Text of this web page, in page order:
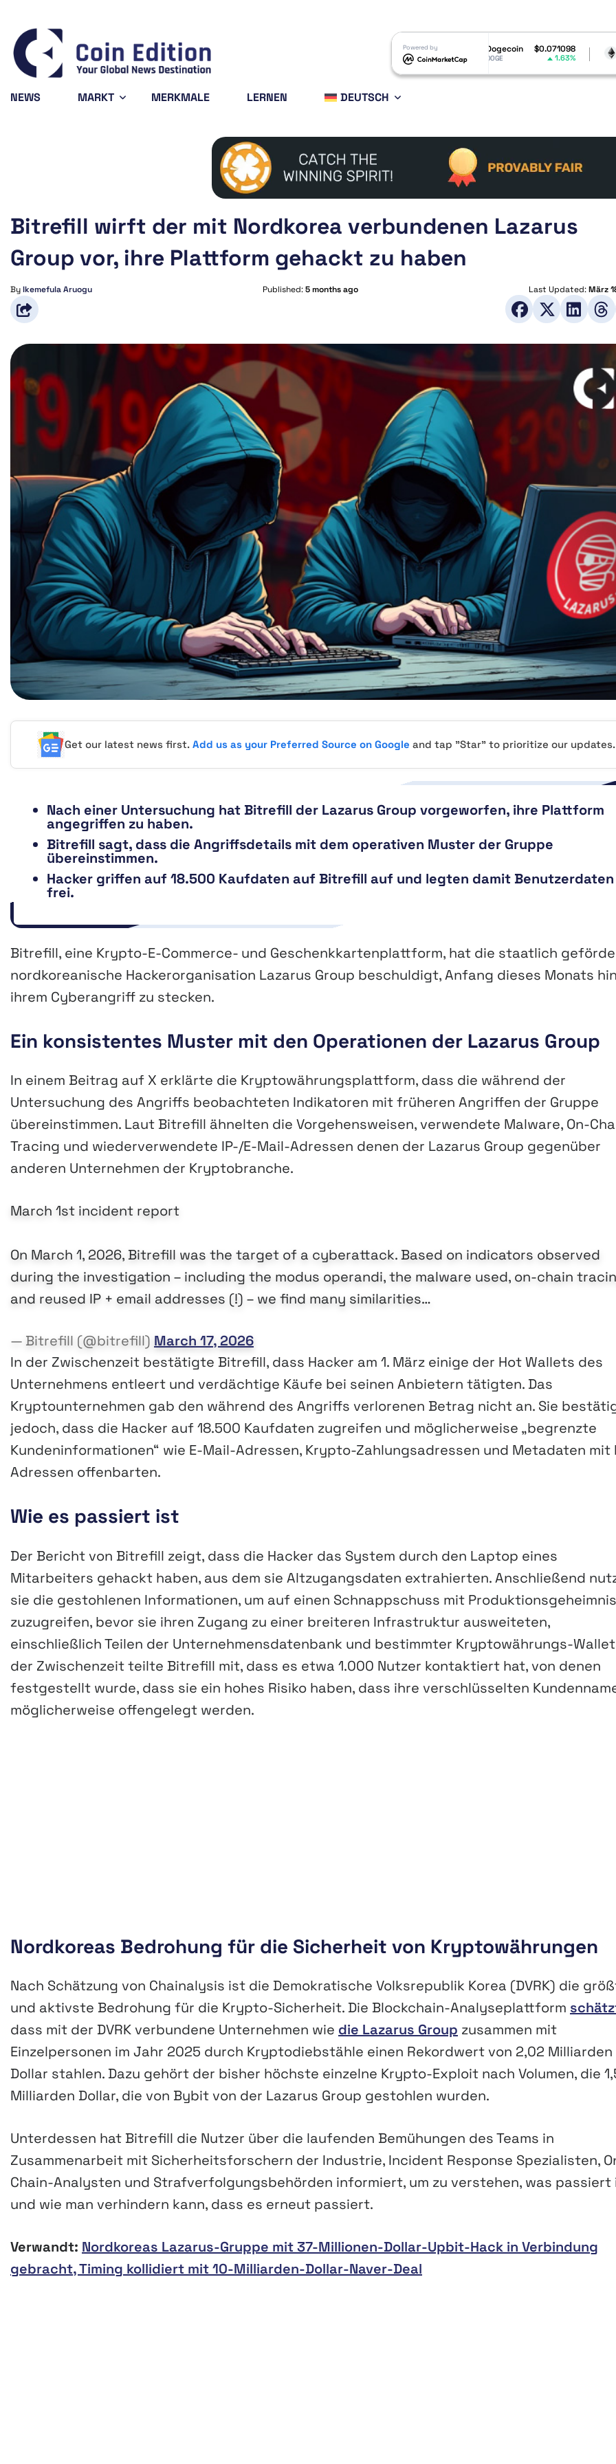
Powered by
Bitcoin $65,013.23
BTC
Dogecoin $0.071098
DOGE 1.63%
Ethereum
ETH
NEWS MARKT MERKMALE LERNEN DEUTSCH
Bitrefill wirft der mit Nordkorea verbundenen Lazarus
Group vor, ihre Plattform gehackt zu haben
ByIkemefula Aruogu Published:5 months ago Last Updated:März
Get our latest news first.Add us as your Preferred Source on Google and tap "Star" to prioritize our updates.
Nach einer Untersuchung hat Bitrefill der Lazarus Group vorgeworfen, ihre Plattform
angegriffen zu haben.
Bitrefill sagt, dass die Angriffsdetails mit dem operativen Muster der Gruppe
übereinstimmen.
Hacker griffen auf 18.500 Kaufdaten auf Bitrefill auf und legten damit Benutzerdaten
frei.
Bitrefill, eine Krypto-E-Commerce- und Geschenkkartenplattform, hat die staatlich
nordkoreanische Hackerorganisation Lazarus Group beschuldigt, Anfang dieses Monats
ihrem Cyberangriff zu stecken.
Ein konsistentes Muster mit den Operationen der Lazarus Group
In einem Beitrag auf X erklärte die Kryptowährungsplattform, dass die während der
Untersuchung des Angriffs beobachteten Indikatoren mit früheren Angriffen der Gruppe
übereinstimmen. Laut Bitrefill ähnelten die Vorgehensweisen, verwendete Malware, On-
Tracing und wiederverwendete IP-/E-Mail-Adressen denen der Lazarus Group gegenüber
anderen Unternehmen der Kryptobranche.
March 1st incident report
On March 1, 2026, Bitrefill was the target of a cyberattack. Based on indicators observed
during the investigation – including the modus operandi, the malware used, on-chain
and reused IP + email addresses (!) – we find many similarities…
— Bitrefill (@bitrefill) March 17, 2026
In der Zwischenzeit bestätigte Bitrefill, dass Hacker am 1. März einige der Hot Wallets des
Unternehmens entleert und verdächtige Käufe bei seinen Anbietern tätigten. Das
Kryptounternehmen gab den während des Angriffs verlorenen Betrag nicht an. Sie
jedoch, dass die Hacker auf 18.500 Kaufdaten zugreifen und möglicherweise „begrenzte
Kundeninformationen“ wie E-Mail-Adressen, Krypto-Zahlungsadressen und Metadaten mit
Adressen offenbarten.
Wie es passiert ist
Der Bericht von Bitrefill zeigt, dass die Hacker das System durch den Laptop eines
Mitarbeiters gehackt haben, aus dem sie Altzugangsdaten extrahierten. Anschließend
sie die gestohlenen Informationen, um auf einen Schnappschuss mit
zuzugreifen, bevor sie ihren Zugang zu einer breiteren Infrastruktur ausweiteten,
einschließlich Teilen der Unternehmensdatenbank und bestimmter Kryptowährungs-
der Zwischenzeit teilte Bitrefill mit, dass es etwa 1.000 Nutzer kontaktiert hat, von denen
festgestellt wurde, dass sie ein hohes Risiko haben, dass ihre verschlüsselten
möglicherweise offengelegt werden.
Nordkoreas Bedrohung für die Sicherheit von Kryptowährungen
Nach Schätzung von Chainalysis ist die Demokratische Volksrepublik Korea (DVRK) die
und aktivste Bedrohung für die Krypto-Sicherheit. Die Blockchain-Analyseplattform
dass mit der DVRK verbundene Unternehmen wie die Lazarus Group zusammen mit
Einzelpersonen im Jahr 2025 durch Kryptodiebstähle einen Rekordwert von 2,02 Milliarden
Dollar stahlen. Dazu gehört der bisher höchste einzelne Krypto-Exploit nach Volumen, die
Milliarden Dollar, die von Bybit von der Lazarus Group gestohlen wurden.
Unterdessen hat Bitrefill die Nutzer über die laufenden Bemühungen des Teams in
Zusammenarbeit mit Sicherheitsforschern der Industrie, Incident Response Spezialisten,
Chain-Analysten und Strafverfolgungsbehörden informiert, um zu verstehen, was passiert
und wie man verhindern kann, dass es erneut passiert.
Verwandt: Nordkoreas Lazarus-Gruppe mit 37-Millionen-Dollar-Upbit-Hack in Verbindung
gebracht, Timing kollidiert mit 10-Milliarden-Dollar-Naver-Deal